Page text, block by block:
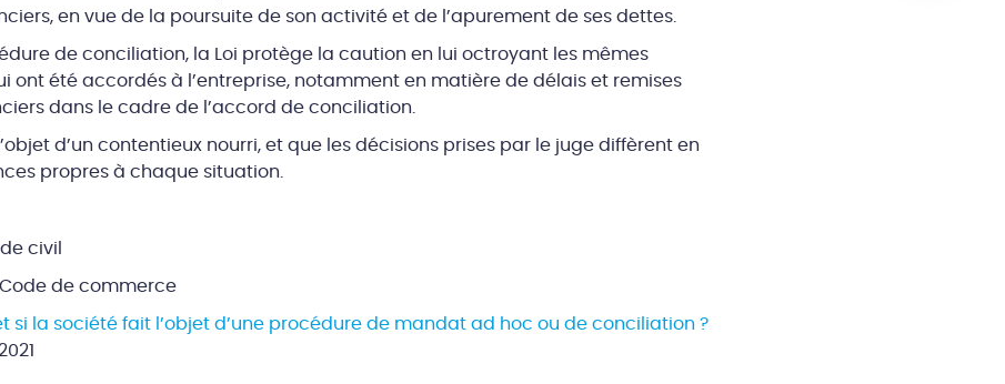
en vue de la poursuite de son activité et de l’apurement de ses dettes.
de conciliation, la Loi protège la caution en lui octroyant les mêmes
ont été accordés à l’entreprise, notamment en matière de délais et remises
dans le cadre de l’accord de conciliation.
d’un contentieux nourri, et que les décisions prises par le juge diffèrent en
propres à chaque situation.
civil
Code de commerce
si la société fait l’objet d’une procédure de mandat ad hoc ou de conciliation ?